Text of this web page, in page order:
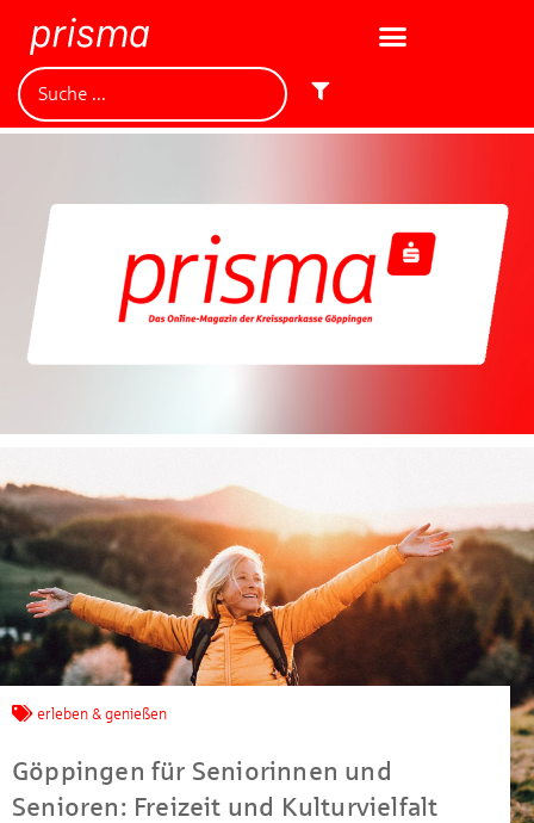
erleben & genießen
Göppingen für Seniorinnen und
Senioren: Freizeit und Kulturvielfalt
Jetzt mitmachen und
gewinnen!
Dezember 2021 verlosen wir 10 Gutscheine des
Treffpunkt Gold der Kreissparkasse Göppingen im Wert